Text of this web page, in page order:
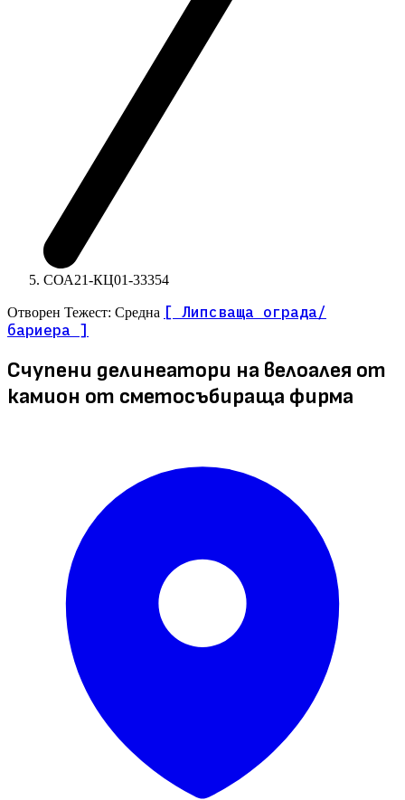
СОА21-КЦ01-33354
Отворен Тежест: Средна [ Липсваща ограда/
бариера ]
Счупени делинеатори на велоалея от
камион от сметосъбираща фирма